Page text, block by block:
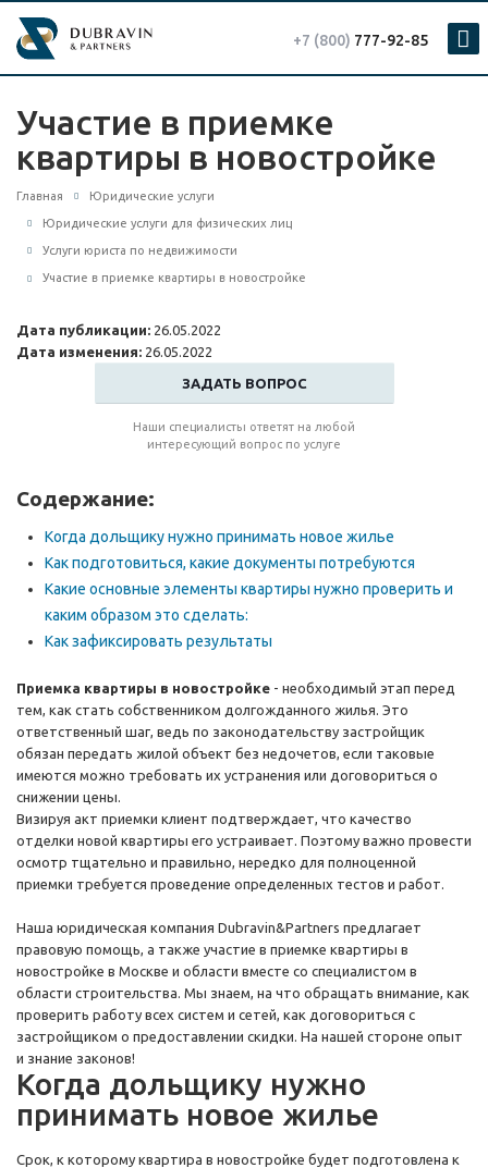
+7 (800) 777-92-85
Участие в приемке
квартиры в новостройке
Главная Юридические услуги
Юридические услуги для физических лиц
Услуги юриста по недвижимости
Участие в приемке квартиры в новостройке
Дата публикации: 26.05.2022
Дата изменения: 26.05.2022
ЗАДАТЬ ВОПРОС
Наши специалисты ответят на любой
интересующий вопрос по услуге
Содержание:
Когда дольщику нужно принимать новое жилье
Как подготовиться, какие документы потребуются
Какие основные элементы квартиры нужно проверить и
каким образом это сделать:
Как зафиксировать результаты
Приемка квартиры в новостройке - необходимый этап перед
тем, как стать собственником долгожданного жилья. Это
ответственный шаг, ведь по законодательству застройщик
обязан передать жилой объект без недочетов, если таковые
имеются можно требовать их устранения или договориться о
снижении цены.
Визируя акт приемки клиент подтверждает, что качество
отделки новой квартиры его устраивает. Поэтому важно провести
осмотр тщательно и правильно, нередко для полноценной
приемки требуется проведение определенных тестов и работ.
Наша юридическая компания Dubravin&Partners предлагает
правовую помощь, а также участие в приемке квартиры в
новостройке в Москве и области вместе со специалистом в
области строительства. Мы знаем, на что обращать внимание, как
проверить работу всех систем и сетей, как договориться с
застройщиком о предоставлении скидки. На нашей стороне опыт
и знание законов!
Когда дольщику нужно
принимать новое жилье
Срок, к которому квартира в новостройке будет подготовлена к